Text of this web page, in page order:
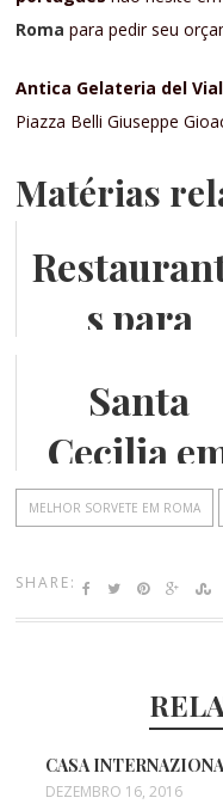
Roma para pedir seu
Antica Gelateria del
Piazza Belli Giuseppe
Matérias
s para
Roma
Santa
Cecilia
MELHOR SORVETE EM ROMA
SHARE:
CASA
DEZEMBRO 16, 2016